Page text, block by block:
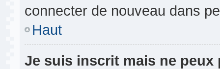
connecter de nouveau dans
Haut
Je suis inscrit mais ne peux